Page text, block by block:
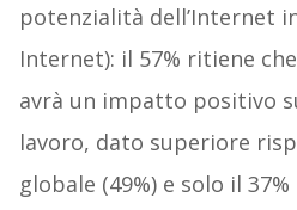
potenzialità dell’Internet
Internet): il 57% ritiene
avrà un impatto positivo
lavoro, dato superiore
globale (49%) e solo il